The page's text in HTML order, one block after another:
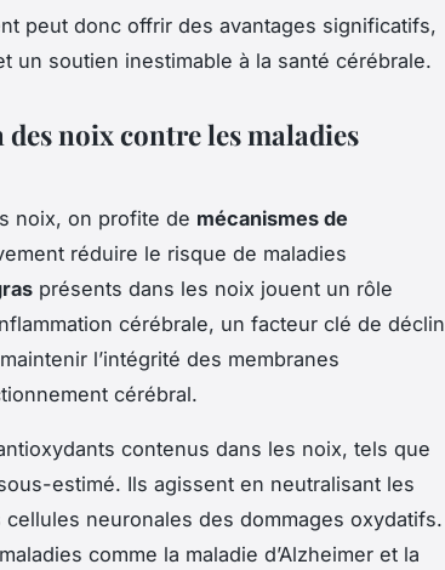
peut donc offrir des avantages significatifs,
un soutien inestimable à la santé cérébrale.
noix contre les maladies
noix, on profite de mécanismes de
réduire le risque de maladies
présents dans les noix jouent un rôle
cérébrale, un facteur clé de déclin
l’intégrité des membranes
cérébral.
contenus dans les noix, tels que
estimé. Ils agissent en neutralisant les
neuronales des dommages oxydatifs.
comme la maladie d’Alzheimer et la